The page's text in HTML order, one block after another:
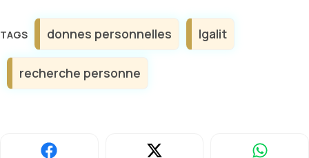
Étiquettes
donnes personnelles lgalit
recherche personne